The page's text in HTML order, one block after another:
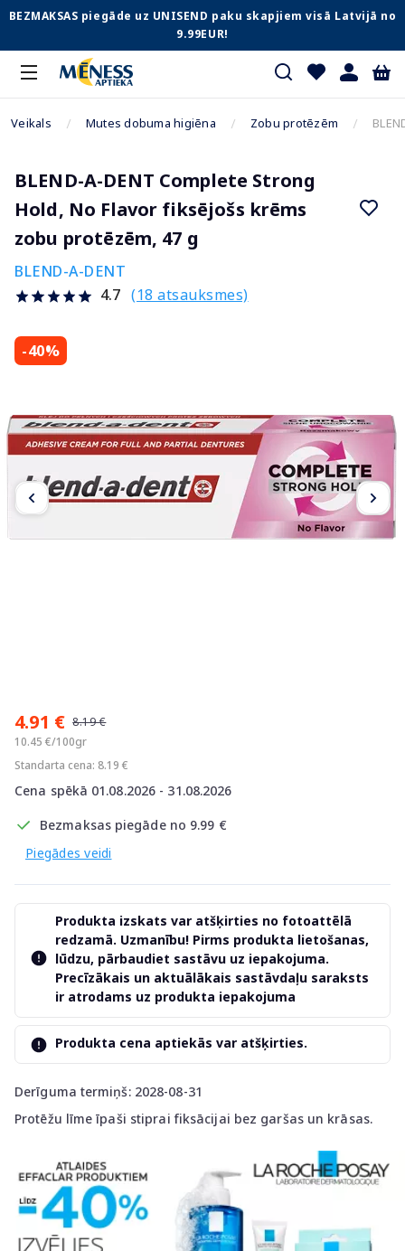
BEZMAKSAS piegāde uz UNISEND paku skapjiem visā Latvijā no
9.99EUR!
Veikals Mutes dobuma higiēna Zobu protēzēm
BLEND-A-DENT Complete Strong
Hold, No Flavor fiksējošs krēms
zobu protēzēm, 47 g
BLEND-A-DENT
4.7 (18 atsauksmes)
-40%
4.91 € 8.19 €
10.45 €/100gr
Standarta cena: 8.19 €
Cena spēkā 01.08.2026 - 31.08.2026
Bezmaksas piegāde no 9.99 €
Piegādes veidi
Derīguma termiņš: 2028-08-31
Protēžu līme īpaši stiprai fiksācijai bez garšas un krāsas.
Produkta izskats var atšķirties no fotoattēlā
redzamā. Uzmanību! Pirms produkta lietošanas,
lūdzu, pārbaudiet sastāvu uz iepakojuma.
Precīzākais un aktuālākais sastāvdaļu saraksts
ir atrodams uz produkta iepakojuma
Produkta cena aptiekās var atšķirties.